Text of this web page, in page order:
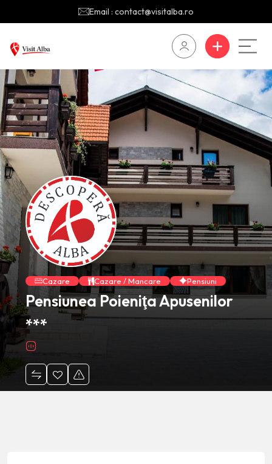
Email : contact@visitalba.ro
Cazare Cazare / Mancare Pensiuni
Pensiunea Poieniţa Apusenilor
***